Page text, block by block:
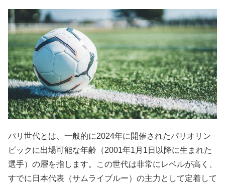
パリ世代とは、一般的に2024年に開催されたパリオリン
ピックに出場可能な年齢（2001年1月1日以降に生まれた
選手）の層を指します。この世代は非常にレベルが高く、
すでに日本代表（サムライブルー）の主力として定着して